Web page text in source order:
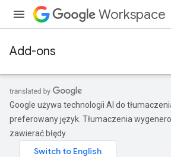
Workspace
Add-ons
Google używa technologii AI do
preferowany język. Tłumaczenia
zawierać błędy.